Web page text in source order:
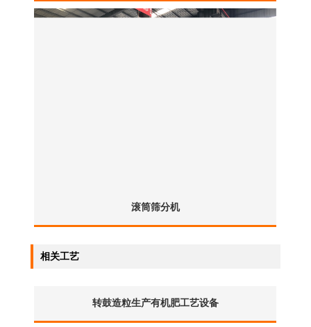
滚筒筛分机
相关工艺
转鼓造粒生产有机肥工艺设备